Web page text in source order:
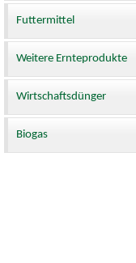
Futtermittel
Weitere Ernteprodukte
Wirtschaftsdünger
Biogas